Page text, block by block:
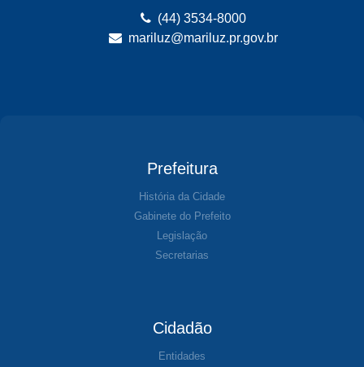
(44) 3534-8000
mariluz@mariluz.pr.gov.br
Prefeitura
História da Cidade
Gabinete do Prefeito
Legislação
Secretarias
Cidadão
Entidades